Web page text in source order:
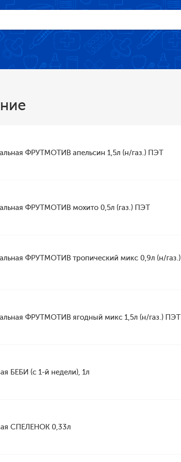
ФРУТМОТИВ апельсин 1,5л (н/газ.) ПЭТ
ФРУТМОТИВ мохито 0,5л (газ.) ПЭТ
ФРУТМОТИВ тропический микс 0,9л (н/газ.)
ФРУТМОТИВ ягодный микс 1,5л (н/газ.) ПЭТ
БЕБИ (с 1-й недели), 1л
СПЕЛЕНОК 0,33л